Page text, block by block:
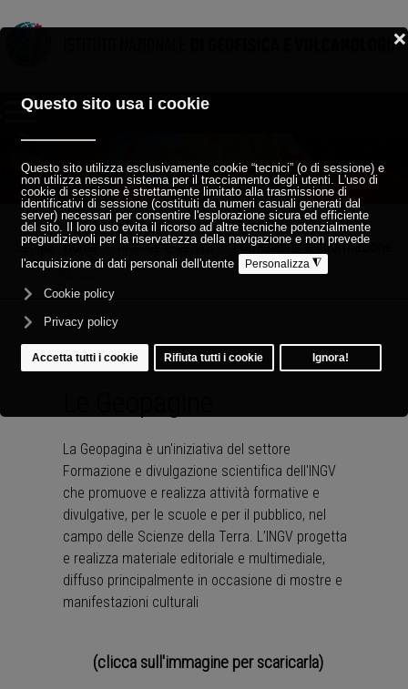
Sei qui:Home Risorse e servizi
Formazione e informazione
GEOPAGINE
La Geopagina è un'iniziativa del settore
Formazione e divulgazione scientifica dell'INGV
che promuove e realizza attività formative e
divulgative, per le scuole e per il pubblico, nel
campo delle Scienze della Terra. L’INGV progetta
e realizza materiale editoriale e multimediale,
diffuso principalmente in occasione di mostre e
manifestazioni culturali
(clicca sull'immagine per scaricarla)